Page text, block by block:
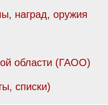
наград, оружия
области (ГАОО)
списки)